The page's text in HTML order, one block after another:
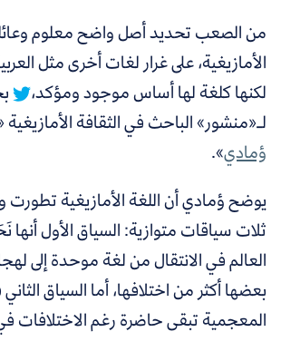
من الصعب تحديد أصل واضح معلوم
الأمازيغية، على غرار لغات أخرى مثل
لكنها كلغة لها أساس موجود ومؤكد،
لـ«منشور» الباحث في الثقافة الأمازيغية «
ؤمادي».
يوضح ؤمادي أن اللغة الأمازيغية تطورت
ثلات سياقات متوازية: السياقالأول
العالم في الانتقال من لغة موحدة إلى
بعضها أكثر من اختلافها، أما السياق
المعجمية تبقى حاضرة رغم الاختلافات